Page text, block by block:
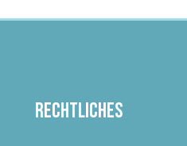
Rechtliches